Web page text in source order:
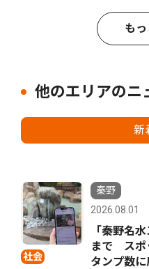
も
他のエリアのニ
新
社会
秦野
2026.08.01
「秦野名
まで スポ
タンプ数